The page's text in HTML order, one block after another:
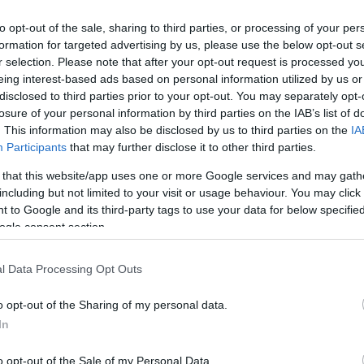
opt-out of the sale, sharing to third parties, or processing of your
for targeted advertising by us, please use the below opt-out
selection. Please note that after your opt-out request is processed
interest-based ads based on personal information utilized by us
to third parties prior to your opt-out. You may separately
of your personal information by third parties on the IAB’s list of
This information may also be disclosed by us to third parties on the
Participants that may further disclose it to other third parties.
that this website/app uses one or more Google services and may
but not limited to your visit or usage behaviour. You may
to Google and its third-party tags to use your data for below
consent section.
Data Processing Opt Outs
opt-out of the Sharing of my personal data.
opt-out of the Sale of my Personal Data.
ευχαριστήσουμε τον Τσίπρα
«Η Ευρώπη θα σωθεί μόνον αν
ξαναβρεί τη Δημοκρατία», δηλώνει
η Λουτσιάνα Καστελλίνα,
συγγραφέας και ιστορικό
στέλεχος της ιταλικής αριστεράς
ΠΟΛΙΤΙΚΗ
29/01/2017 - 18:16
Ο ρόλος της κυβέρνησης
Σημίτη τη νύχτα της κρίσης
στα Ίμια (ΒΙΝΤΕΟ)